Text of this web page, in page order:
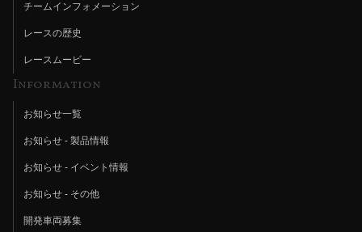
チームインフォメーション
レースの歴史
レースムービー
Information
お知らせ一覧
お知らせ - 製品情報
お知らせ - イベント情報
お知らせ - その他
開発車両募集